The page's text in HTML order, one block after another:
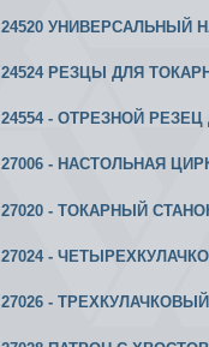
24520 УНИВЕРСАЛЬНЫЙ
24524 РЕЗЦЫ ДЛЯ
24554 - ОТРЕЗНОЙ РЕЗЕЦ
27006 - НАСТОЛЬНАЯ
27020 - ТОКАРНЫЙ
27024 -
27026 - ТРЕХКУЛАЧКОВЫЙ